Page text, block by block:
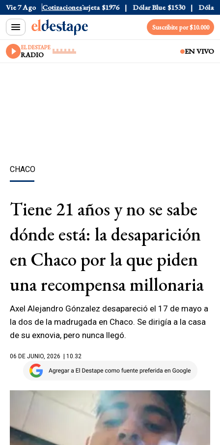
Vie 7 Ago Cotizaciones
$1520 Dólar Tarjeta $1976 Dólar Blue $1530 Dólar CCL
Suscribite por $10.000
EL DESTAPE
RADIO EN VIVO
CHACO
Tiene 21 años y no se sabe
dónde está: la desaparición
en Chaco por la que piden
una recompensa millonaria
Axel Alejandro Gónzalez desapareció el 17 de mayo a
la dos de la madrugada en Chaco. Se dirigía a la casa
de su exnovia, pero nunca llegó.
06 DE JUNIO, 2026 | 10.32